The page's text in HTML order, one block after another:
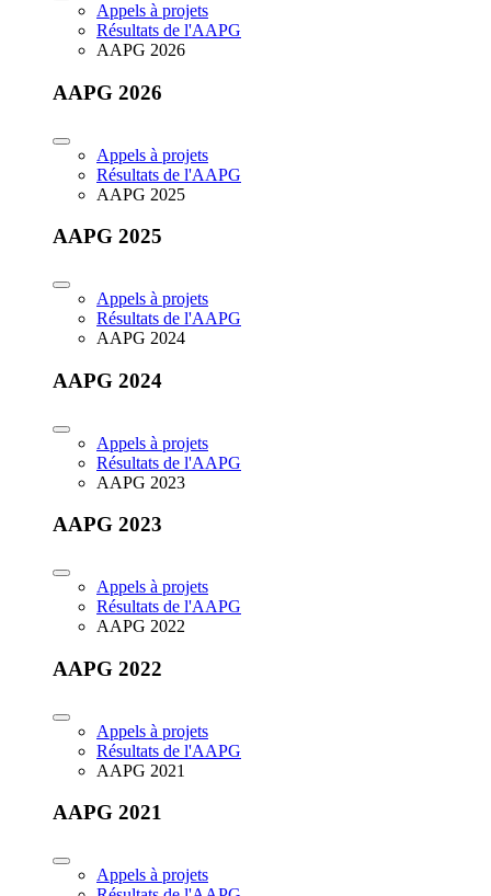
Appels à projets
Résultats de l'AAPG
AAPG 2026
AAPG 2026
Appels à projets
Résultats de l'AAPG
AAPG 2025
AAPG 2025
Appels à projets
Résultats de l'AAPG
AAPG 2024
AAPG 2024
Appels à projets
Résultats de l'AAPG
AAPG 2023
AAPG 2023
Appels à projets
Résultats de l'AAPG
AAPG 2022
AAPG 2022
Appels à projets
Résultats de l'AAPG
AAPG 2021
AAPG 2021
Appels à projets